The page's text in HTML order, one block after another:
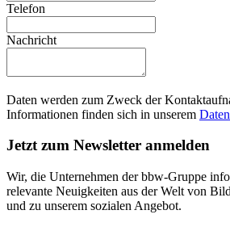
Telefon
Nachricht
Daten werden zum Zweck der
Informationen finden sich in unserem
Jetzt zum Newsletter anmelden
Wir, die Unternehmen der bbw-Gruppe
relevante Neuigkeiten aus der Welt von
und zu unserem sozialen Angebot.